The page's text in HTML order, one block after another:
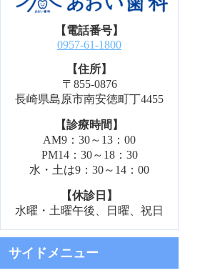
【電話番号】
0957-61-1800
【住所】
〒855-0876
長崎県島原市南安徳町丁4455
【診療時間】
AM9：30～13：00
PM14：30～18：30
水・土は9：30～14：00
【休診日】
水曜・土曜午後、日曜、祝日
サイドメニュー